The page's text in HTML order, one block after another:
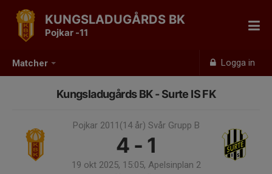
Matcher Logga in
KUNGSLADUGÅRDS BK
Pojkar -11
Kungsladugårds BK - Surte IS FK
Pojkar 2011(14 år) Svår Grupp B
4 - 1
19 okt 2025, 15:05, Apelsinplan 2